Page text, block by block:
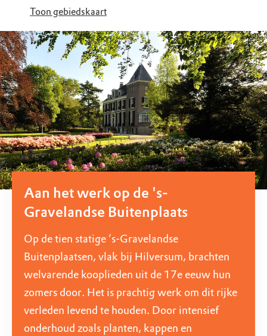
Toon gebiedskaart
Aan het werk op de 's-
Gravelandse Buitenplaats
Op de tien statige ’s-Gravelandse
Buitenplaatsen, vlak bij Hilversum, brachten
welvarende kooplieden uit de 17e eeuw hun
zomers door. Het is prachtig werk om dit rijke
verleden levend te houden. Door intensief
onderhoud zoals planten, kappen en